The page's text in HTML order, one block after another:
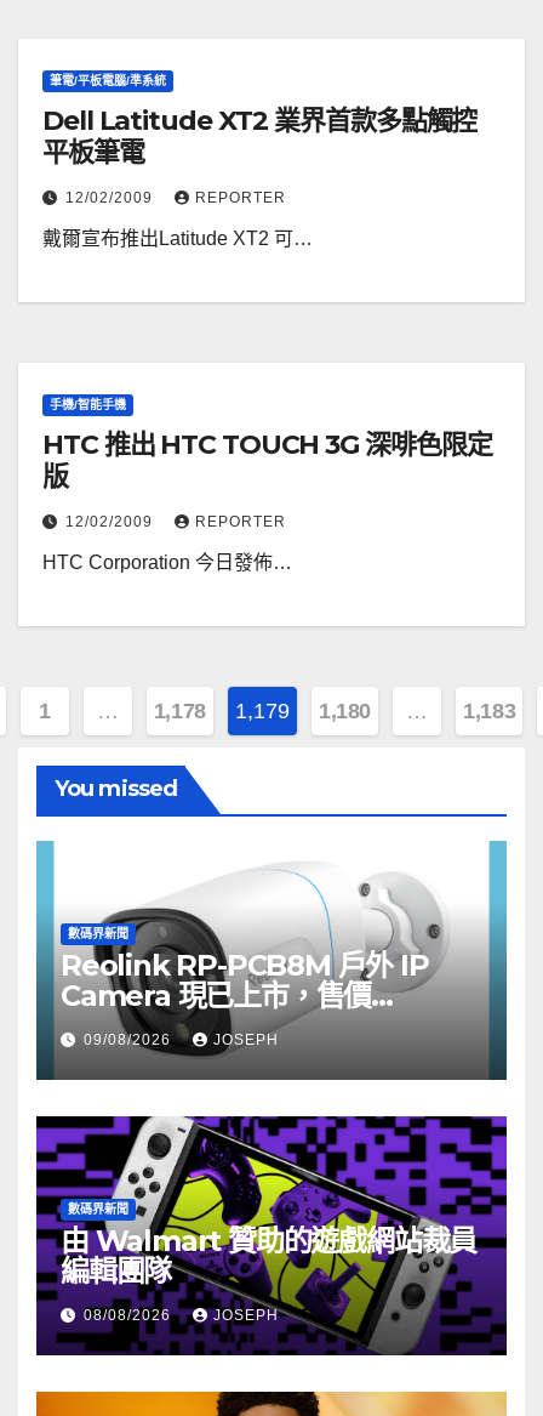
筆電/平板電腦/準系統
Dell Latitude XT2 業界首款多點觸控
平板筆電
12/02/2009 REPORTER
戴爾宣布推出Latitude XT2 可…
手機/智能手機
HTC 推出 HTC TOUCH 3G 深啡色限定
版
12/02/2009 REPORTER
HTC Corporation 今日發佈…
1 … 1,178 1,179 1,180 … 1,183
You missed
數碼界新聞
Reolink RP-PCB8M 戶外 IP
Camera 現已上市，售價
HK$722
09/08/2026 JOSEPH
數碼界新聞
由 Walmart 贊助的遊戲網站裁員
編輯團隊
08/08/2026 JOSEPH